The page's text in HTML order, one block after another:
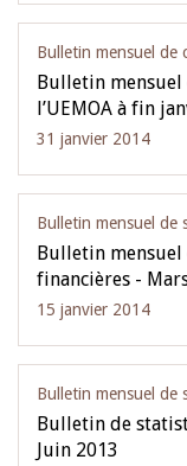
Bulletin mensuel de
Bulletin mensuel
l’UEMOA à fin
31 janvier 2014
Bulletin mensuel de
Bulletin
financières -
15 janvier 2014
Bulletin mensuel de
Bulletin de
Juin 2013